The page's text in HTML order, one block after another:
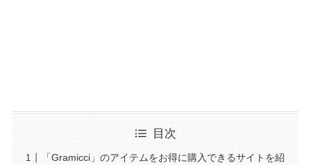
目次
「Gramicci」のアイテムをお得に購入できるサイトを紹